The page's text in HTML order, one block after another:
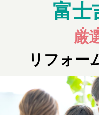
富士
厳
リフォー